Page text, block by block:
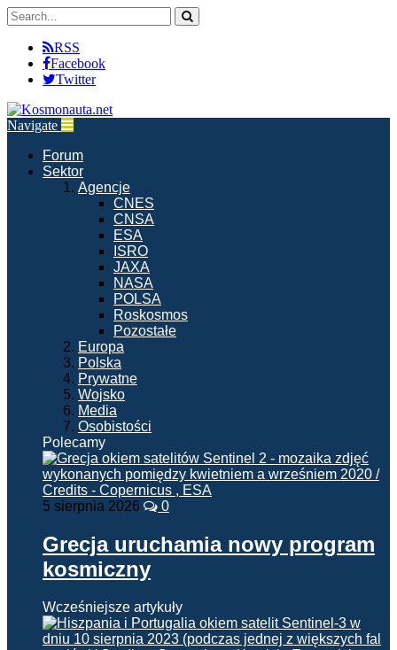
RSS
Facebook
Twitter
Navigate
Forum
Sektor
Agencje
CNES
CNSA
ESA
ISRO
JAXA
NASA
POLSA
Roskosmos
Pozostałe
Europa
Polska
Prywatne
Wojsko
Media
Osobistości
Polecamy
5 sierpnia 2026 0
Grecja uruchamia nowy program
kosmiczny
Wcześniejsze artykuły